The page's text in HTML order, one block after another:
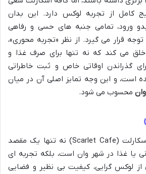
کامل از تجربه لوکس دارد. این بدان
ورود، تمامی جنبه های حسی و رفاهی
توجه قرار می گیرد. از نظر «تجربه محوری»،
می کند که نه تنها برای صرف غذا و
گذراندن اوقاتی خاص و ثبت خاطراتی
است، و این وجه تمایز اصلی آن در میان
محسوب می شود.
در نهایت، کافه اسکارلت (Scarlet Cafe) نه تنها یک مقصد
یا غذا در شهر وان است، بلکه تجربه ای
لوکس گرایی، کیفیت بی نظیر و فضایی